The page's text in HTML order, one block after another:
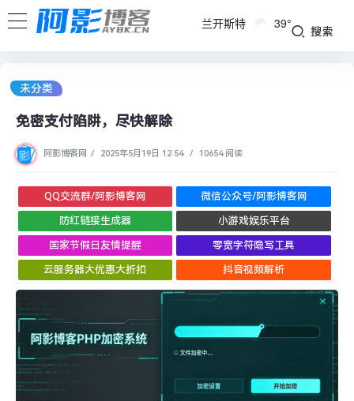
兰开斯特 39°
搜索
未分类
免密支付陷阱，尽快解除
阿影博客网 / 2025年5月19日 12:54 / 10654 阅读
QQ交流群/阿影博客网 微信公众号/阿影博客网
防红链接生成器 小游戏娱乐平台
国家节假日友情提醒 零宽字符隐写工具
云服务器大优惠大折扣 抖音视频解析